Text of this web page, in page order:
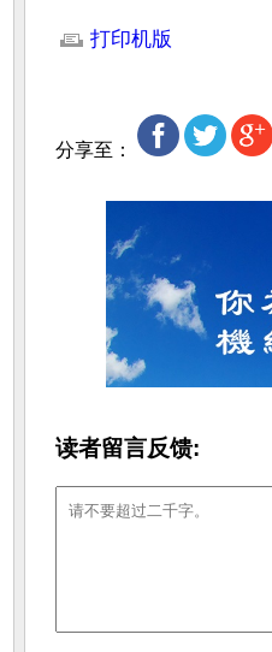
打印机版
分享至：
读者留言反馈: